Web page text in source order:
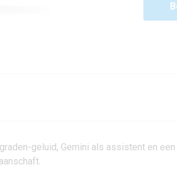
geluid, Gemini als assistent en